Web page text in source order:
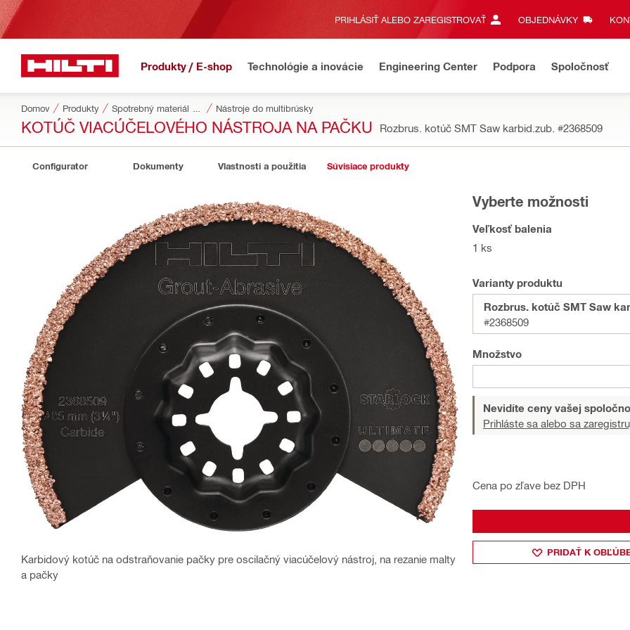
PRIHLÁSIŤ ALEBO ZAREGISTROVAŤ OBJEDNÁVKY
Produkty / E-shop Technológie a inovácie Engineering Center Podpora Spoločnosť
Domov Produkty Nástroje do multibrúsky
KOTÚČ VIACÚČELOVÉHO NÁSTROJA NA PAČKU Rozbrus. kotúč SMT Saw karbid.zub. #2368509
Configurator Dokumenty Vlastnosti a použitia Súvisiace produkty
Karbidový kotúč na odstraňovanie pačky pre oscilačný viacúčelový nástroj, na rezanie malty
a pačky
Vyberte možnosti
Veľkosť balenia
1 ks
Varianty produktu
Rozbrus. kotúč SMT Saw
#2368509
Množstvo
Nevidíte ceny vašej
Prihláste sa alebo sa
Cena po zľave bez DPH
PRIDAŤ K